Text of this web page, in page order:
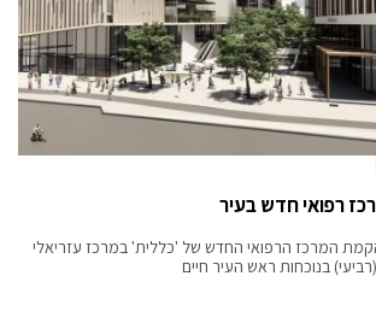
רפואי חדש בעיר
המרכז הרפואי החדש של 'כללית' במרכז עזריאלי
בנוכחות ראש העיר חיים